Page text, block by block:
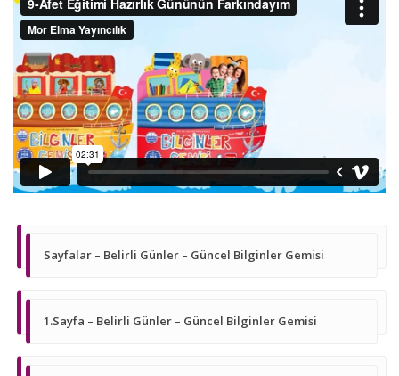
Sayfalar – Belirli Günler – Güncel Bilginler Gemisi
1.Sayfa – Belirli Günler – Güncel Bilginler Gemisi